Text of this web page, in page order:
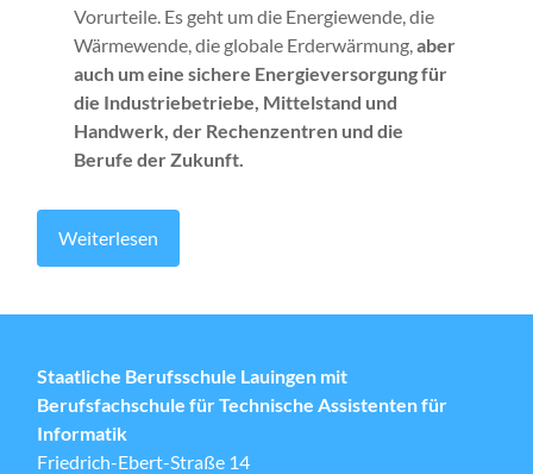
Vorurteile. Es geht um die Energiewende, die
Wärmewende, die globale Erderwärmung,aber
auch um eine sichere Energieversorgung für
die Industriebetriebe, Mittelstand und
Handwerk, der Rechenzentren und die
Berufe der Zukunft.
Weiterlesen
Staatliche Berufsschule Lauingen mit
Berufsfachschule für Technische Assistenten für
Informatik
Friedrich-Ebert-Straße 14